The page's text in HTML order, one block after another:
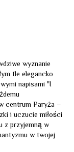
wyznanie
tle elegancko
napisami "I
centrum Paryża –
i uczucie miłości
z przyjemną w
w twojej